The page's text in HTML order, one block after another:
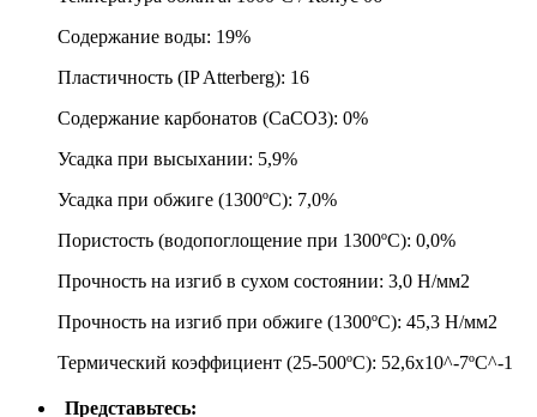
Содержание воды: 19%
Пластичность (IP Atterberg): 16
Содержание карбонатов (CaCO3): 0%
Усадка при высыхании: 5,9%
Усадка при обжиге (1300ºC): 7,0%
Пористость (водопоглощение при 1300ºC): 0,0%
Прочность на изгиб в сухом состоянии: 3,0 Н/мм2
Прочность на изгиб при обжиге (1300ºC): 45,3 Н/мм2
Термический коэффициент (25-500ºC): 52,6x10^-7ºC^-1
Представьтесь: